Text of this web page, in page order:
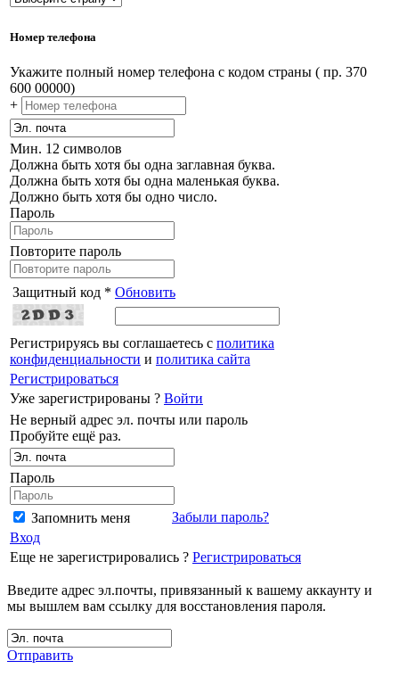
Номер телефона
Укажите полный номер телефона с кодом страны ( пр. 370
600 00000)
+
Мин. 12 символов
Должна быть хотя бы одна заглавная буква.
Должна быть хотя бы одна маленькая буква.
Должно быть хотя бы одно число.
Пароль
Повторите пароль
Защитный код * Обновить
Регистрируясь вы соглашаетесь с политика
конфиденциальности и политика сайта
Регистрироваться
Уже зарегистрированы ? Войти
Не верный адрес эл. почты или пароль
Пробуйте ещё раз.
Пароль
Запомнить меня
Забыли пароль?
Вход
Еще не зарегистрировались ? Регистрироваться
Введите адрес эл.почты, привязанный к вашему аккаунту и
мы вышлем вам ссылку для восстановления пароля.
Отправить